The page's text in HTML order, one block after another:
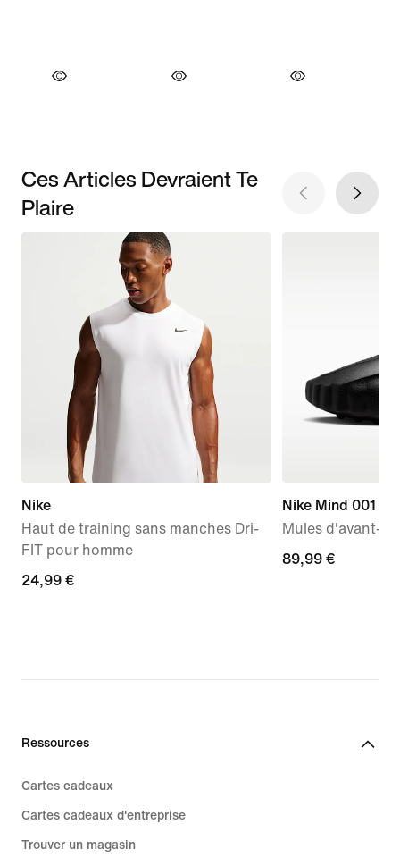
Ces Articles Devraient Te
Plaire
Nike
Haut de training sans manches Dri-
FIT pour homme
24,99 €
24,99 €
Nike Mind 001
Mules d'avant-
89,99 €
89,99 €
Ressources
Cartes cadeaux
Cartes cadeaux d'entreprise
Trouver un magasin